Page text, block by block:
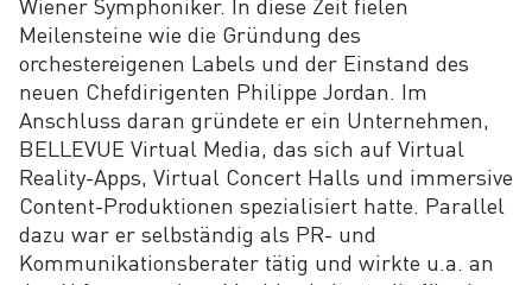
Meilensteine wie die Gründung des
orchestereigenen Labels und der Einstand des
neuen Chefdirigenten Philippe Jordan. Im
Anschluss daran gründete er ein Unternehmen,
BELLEVUE Virtual Media, das sich auf Virtual
Reality-Apps, Virtual Concert Halls und immersive
Content-Produktionen spezialisiert hatte. Parallel
dazu war er selbständig als PR- und
Kommunikationsberater tätig und wirkte u.a. an